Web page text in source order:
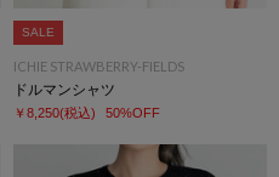
SALE
ICHIE STRAWBERRY-FIELDS
ドルマンシャツ
￥8,250(税込) 50%OFF